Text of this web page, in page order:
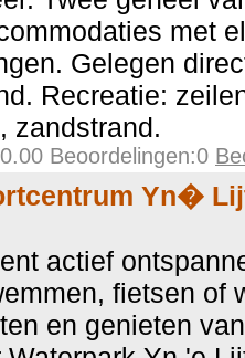
met
Gelegen
Recreatie:
zandstrand.
Beoordelingen:0
Yn�
actief
fietsen of
en genieten